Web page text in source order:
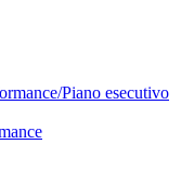
Piano esecutivo